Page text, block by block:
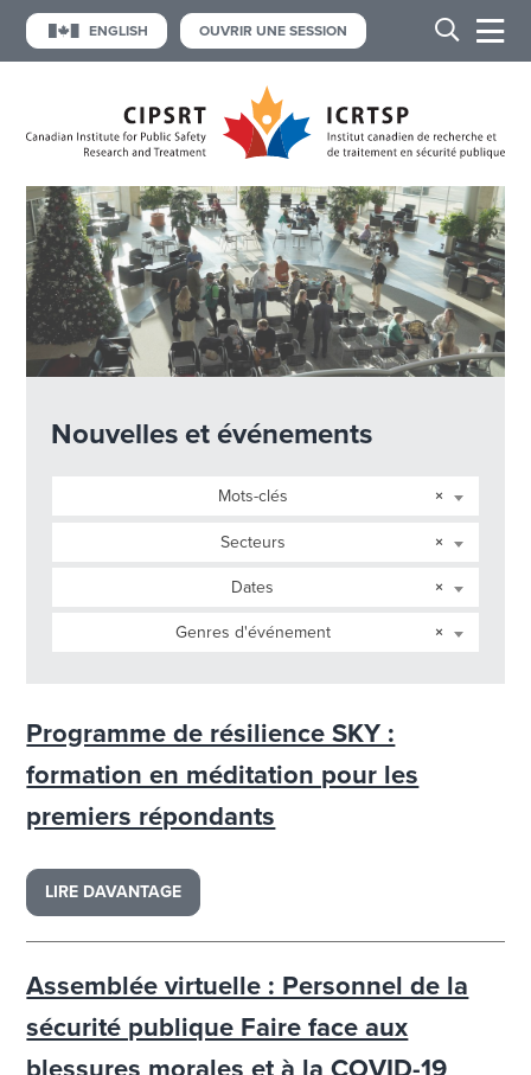
ENGLISH OUVRIR UNE SESSION
Nouvelles et événements
×
Mots-clés
×
Secteurs
×
Dates
×
Genres d'événement
Programme de résilience SKY :
formation en méditation pour les
premiers répondants
LIRE DAVANTAGE
Assemblée virtuelle : Personnel de la
sécurité publique Faire face aux